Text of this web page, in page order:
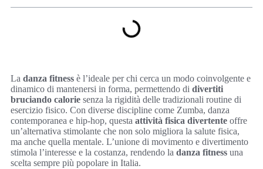
La danza fitness è l’ideale per chi cerca un modo coinvolgente e
dinamico di mantenersi in forma, permettendo di divertiti
bruciando calorie senza la rigidità delle tradizionali routine di
esercizio fisico. Con diverse discipline come Zumba, danza
contemporanea e hip-hop, questa attività fisica divertente offre
un’alternativa stimolante che non solo migliora la salute fisica,
ma anche quella mentale. L’unione di movimento e divertimento
stimola l’interesse e la costanza, rendendo la danza fitness una
scelta sempre più popolare in Italia.